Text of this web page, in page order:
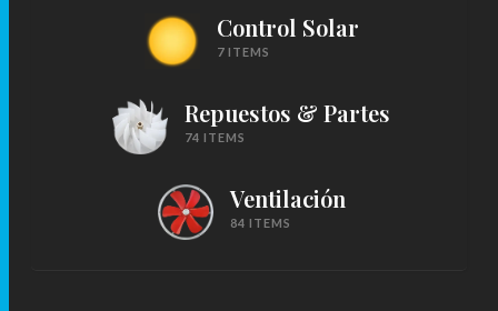
Control Solar
7 ITEMS
Repuestos & Partes
74 ITEMS
Ventilación
84 ITEMS